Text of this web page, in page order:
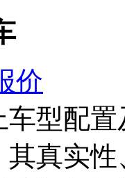
价
型配
真实